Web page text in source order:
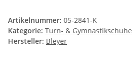
Artikelnummer: 05-2841-K
Kategorie: Turn- & Gymnastikschuhe
Hersteller: Bleyer